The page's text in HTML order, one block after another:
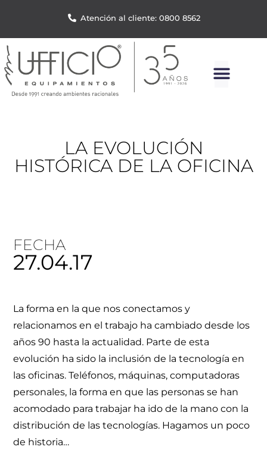
Atención al cliente: 0800 8562
LA EVOLUCIÓN
HISTÓRICA DE LA OFICINA
FECHA
27.04.17
La forma en la que nos conectamos y
relacionamos en el trabajo ha cambiado desde los
años 90 hasta la actualidad. Parte de esta
evolución ha sido la inclusión de la tecnología en
las oficinas. Teléfonos, máquinas, computadoras
personales, la forma en que las personas se han
acomodado para trabajar ha ido de la mano con la
distribución de las tecnologías. Hagamos un poco
de historia…